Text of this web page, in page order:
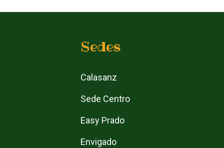
Sedes
Calasanz
Sede Centro
Easy Prado
Envigado